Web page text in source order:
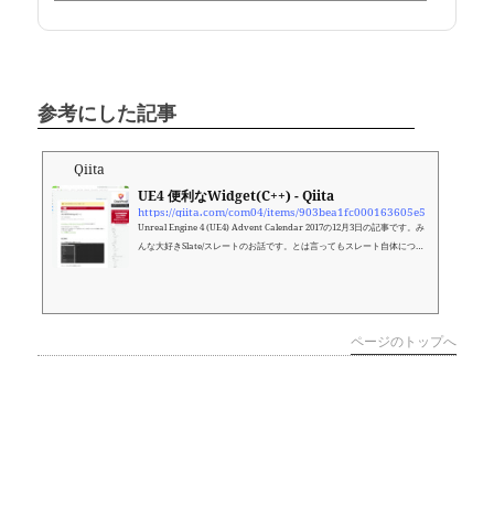
参考にした記事
Qiita
UE4 便利なWidget(C++) - Qiita
https://qiita.com/com04/items/903bea1fc000163605e5
Unreal Engine 4 (UE4) Advent Calendar 2017の12月3日の記事です。み
んな大好きSlate/スレートのお話です。とは言ってもスレート自体につい
ページのトップへ